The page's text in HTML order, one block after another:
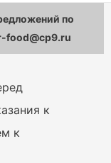
к
к
по
food@cp9.ru